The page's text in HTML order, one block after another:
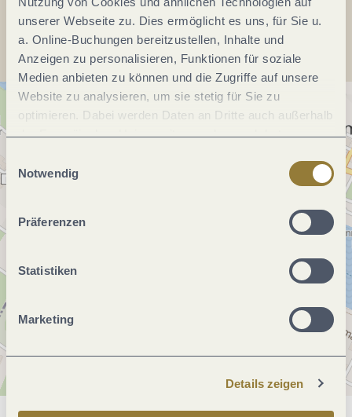
unserer Webseite zu. Dies ermöglicht es uns, für Sie u.
a. Online-Buchungen bereitzustellen, Inhalte und
Anzeigen zu personalisieren, Funktionen für soziale
Medien anbieten zu können und die Zugriffe auf unsere
Website zu analysieren, um sie stetig für Sie zu
optimieren. Dabei werden Daten an Dritte auch außerhalb
der Europäischen Union weitergegeben und dort
jederzeit widerrufen werden. Mit der Auswahl "Alle
ablehnen" kann es zu Beeinträchtigungen in der Nutzung
Notwendig
Präferenzen
Statistiken
Marketing
Details zeigen
Anreise planen